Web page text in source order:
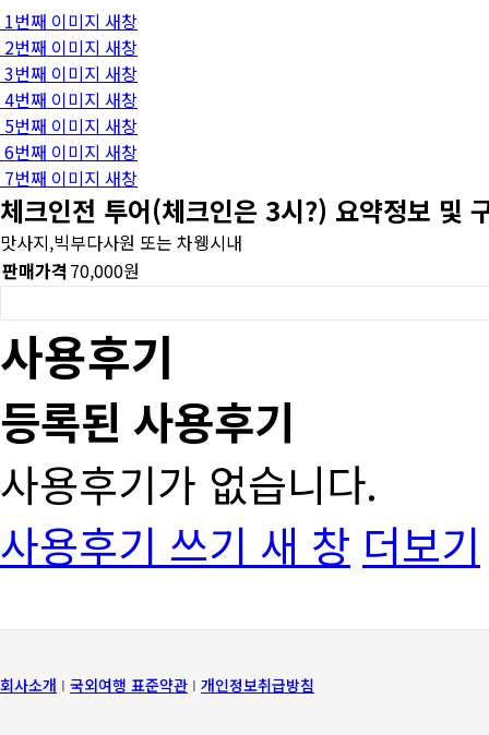
1번째 이미지 새창
2번째 이미지 새창
3번째 이미지 새창
4번째 이미지 새창
5번째 이미지 새창
6번째 이미지 새창
7번째 이미지 새창
체크인전 투어(체크인은 3시?) 요약정보 및
맛사지,빅부다사원 또는 차웽시내
판매가격 70,000원
사용후기
등록된 사용후기
사용후기가 없습니다.
사용후기 쓰기 새 창 더보기
회사소개 I 국외여행 표준약관 I 개인정보취급방침